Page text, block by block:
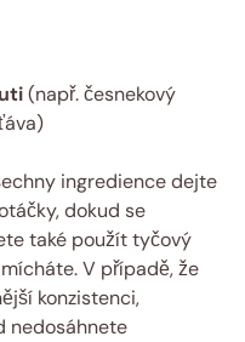
(např. česnekový
ingredience dejte
dokud se
také použít tyčový
V případě, že
konzistenci,
nedosáhnete